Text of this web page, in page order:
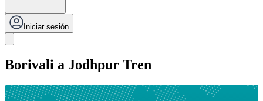
Iniciar sesión
Borivali a Jodhpur Tren